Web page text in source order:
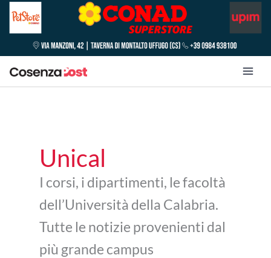
Unical
I corsi, i dipartimenti, le facoltà
dell’Università della Calabria.
Tutte le notizie provenienti dal
più grande campus